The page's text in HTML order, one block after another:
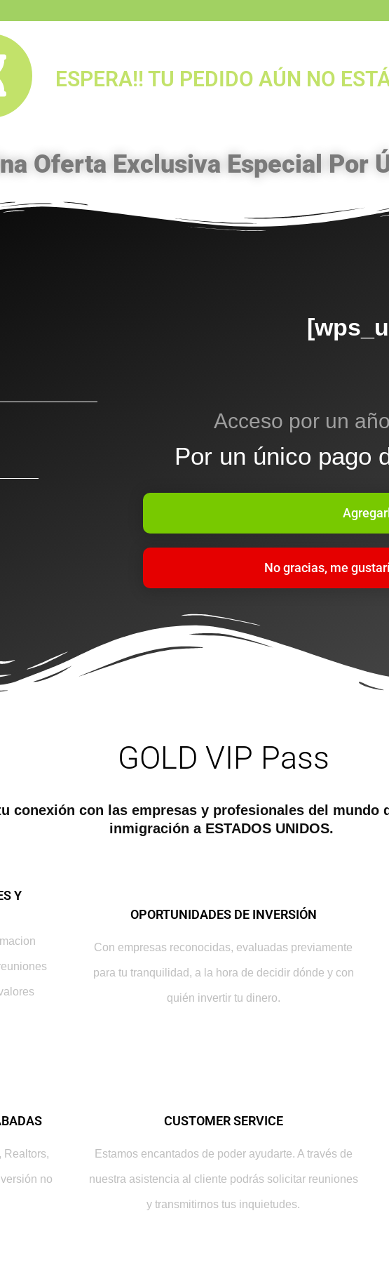
ESPERA!! TU PEDIDO AÚN NO
Oferta Exclusiva Especial Por
Acceso por un
Por un único pago
No gracias, me
GOLD VIP Pass
conexión con las empresas y profesionales del mundo
inmigración a ESTADOS UNIDOS.
Y
OPORTUNIDADES DE INVERSIÓN
Con empresas reconocidas, evaluadas previamente
para tu tranquilidad, a la hora de decidir dónde y con
quién invertir tu dinero.
Realtors,
no
CUSTOMER SERVICE
Estamos encantados de poder ayudarte. A través de
nuestra asistencia al cliente podrás solicitar reuniones
y transmitirnos tus inquietudes.